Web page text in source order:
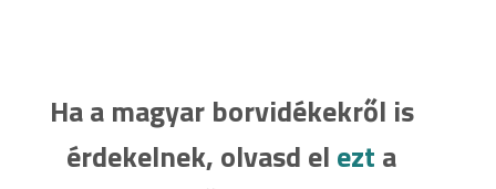
Ha a magyar borvidékekről is
érdekelnek, olvasd el ezt a